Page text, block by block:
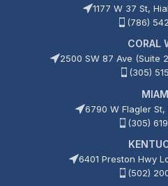
1177 W 37 St,
(786)
CORAL
2500 SW 87 Ave (Suite
(305)
6790 W Flagler St,
(305)
6401 Preston Hwy
(502)